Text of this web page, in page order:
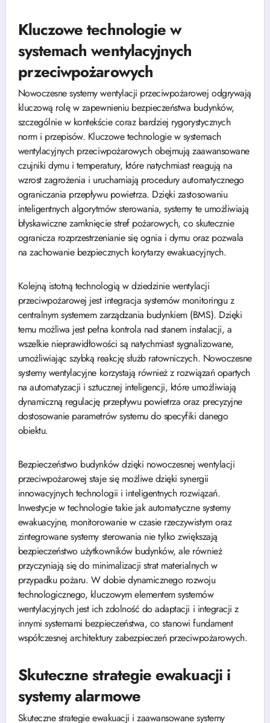
Kluczowe technologie w
systemach wentylacyjnych
przeciwpożarowych
Nowoczesne systemy wentylacji przeciwpożarowej odgrywają
kluczową rolę w zapewnieniu bezpieczeństwa budynków,
szczególnie w kontekście coraz bardziej rygorystycznych
norm i przepisów. Kluczowe technologie w systemach
wentylacyjnych przeciwpożarowych obejmują zaawansowane
czujniki dymu i temperatury, które natychmiast reagują na
wzrost zagrożenia i uruchamiają procedury automatycznego
ograniczania przepływu powietrza. Dzięki zastosowaniu
inteligentnych algorytmów sterowania, systemy te umożliwiają
błyskawiczne zamknięcie stref pożarowych, co skutecznie
ogranicza rozprzestrzenianie się ognia i dymu oraz pozwala
na zachowanie bezpiecznych korytarzy ewakuacyjnych.
Kolejną istotną technologią w dziedzinie wentylacji
przeciwpożarowej jest integracja systemów monitoringu z
centralnym systemem zarządzania budynkiem (BMS). Dzięki
temu możliwa jest pełna kontrola nad stanem instalacji, a
wszelkie nieprawidłowości są natychmiast sygnalizowane,
umożliwiając szybką reakcję służb ratowniczych. Nowoczesne
systemy wentylacyjne korzystają również z rozwiązań opartych
na automatyzacji i sztucznej inteligencji, które umożliwiają
dynamiczną regulację przepływu powietrza oraz precyzyjne
dostosowanie parametrów systemu do specyfiki danego
obiektu.
Bezpieczeństwo budynków dzięki nowoczesnej wentylacji
przeciwpożarowej staje się możliwe dzięki synergii
innowacyjnych technologii i inteligentnych rozwiązań.
Inwestycje w technologie takie jak automatyczne systemy
ewakuacyjne, monitorowanie w czasie rzeczywistym oraz
zintegrowane systemy sterowania nie tylko zwiększają
bezpieczeństwo użytkowników budynków, ale również
przyczyniają się do minimalizacji strat materialnych w
przypadku pożaru. W dobie dynamicznego rozwoju
technologicznego, kluczowym elementem systemów
wentylacyjnych jest ich zdolność do adaptacji i integracji z
innymi systemami bezpieczeństwa, co stanowi fundament
współczesnej architektury zabezpieczeń przeciwpożarowych.
Skuteczne strategie ewakuacji i
systemy alarmowe
Skuteczne strategie ewakuacji i zaawansowane systemy